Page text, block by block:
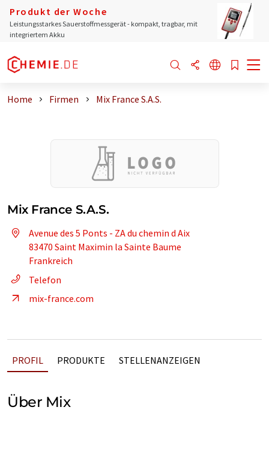
Produkt der Woche
Leistungsstarkes Sauerstoffmessgerät - kompakt, tragbar, mit
integriertem Akku
Home Firmen Mix France S.A.S.
Mix France S.A.S.
Avenue des 5 Ponts - ZA du chemin d Aix
83470 Saint Maximin la Sainte Baume
Frankreich
Telefon
mix-france.com
PROFIL PRODUKTE STELLENANZEIGEN
Über Mix